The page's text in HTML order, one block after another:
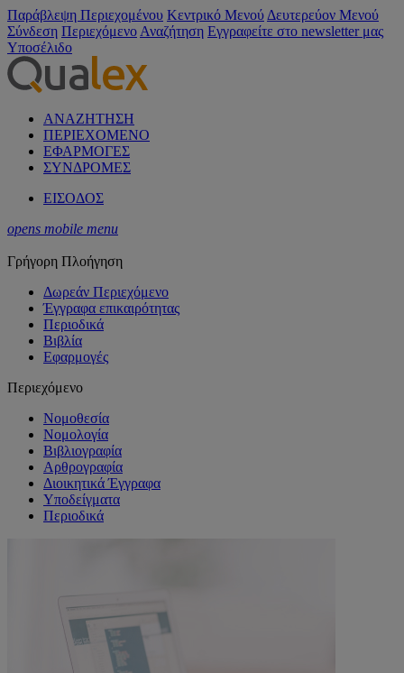
Παράβλεψη Περιεχομένου Κεντρικό Μενού Δευτερεύον Μενού
Σύνδεση Περιεχόμενο Αναζήτηση Εγγραφείτε στο newsletter μας
Υποσέλιδο
ΑΝΑΖΗΤΗΣΗ
ΠΕΡΙΕΧΟΜΕΝΟ
ΕΦΑΡΜΟΓΕΣ
ΣΥΝΔΡΟΜΕΣ
ΕΙΣΟΔΟΣ
opens mobile menu
Γρήγορη Πλοήγηση
Δωρεάν Περιεχόμενο
Έγγραφα επικαιρότητας
Περιοδικά
Βιβλία
Εφαρμογές
Περιεχόμενο
Νομοθεσία
Νομολογία
Βιβλιογραφία
Αρθρογραφία
Διοικητικά Έγγραφα
Υποδείγματα
Περιοδικά